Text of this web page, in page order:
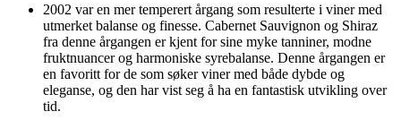
2002 var en mer temperert årgang som resulterte i viner med
utmerket balanse og finesse. Cabernet Sauvignon og Shiraz
fra denne årgangen er kjent for sine myke tanniner, modne
fruktnuancer og harmoniske syrebalanse. Denne årgangen er
en favoritt for de som søker viner med både dybde og
eleganse, og den har vist seg å ha en fantastisk utvikling over
tid.